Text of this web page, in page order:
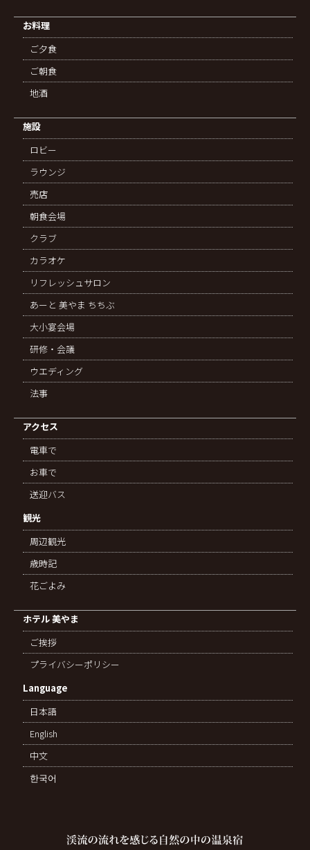
お料理
ご夕食
ご朝食
地酒
施設
ロビー
ラウンジ
売店
朝食会場
クラブ
カラオケ
リフレッシュサロン
あーと 美やま ちちぶ
大小宴会場
研修・会議
ウエディング
法事
アクセス
電車で
お車で
送迎バス
観光
周辺観光
歳時記
花ごよみ
ホテル 美やま
ご挨拶
プライバシーポリシー
Language
日本語
English
中文
한국어